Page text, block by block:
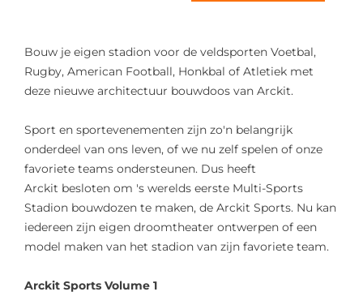
Bouw je eigen stadion voor de veldsporten Voetbal,
Rugby, American Football, Honkbal of Atletiek met
deze nieuwe architectuur bouwdoos van Arckit.
Sport en sportevenementen zijn zo'n belangrijk
onderdeel van ons leven, of we nu zelf spelen of onze
favoriete teams ondersteunen. Dus heeft
Arckit besloten om 's werelds eerste Multi-Sports
Stadion bouwdozen te maken, de Arckit Sports. Nu kan
iedereen zijn eigen droomtheater ontwerpen of een
model maken van het stadion van zijn favoriete team.
Arckit Sports Volume 1